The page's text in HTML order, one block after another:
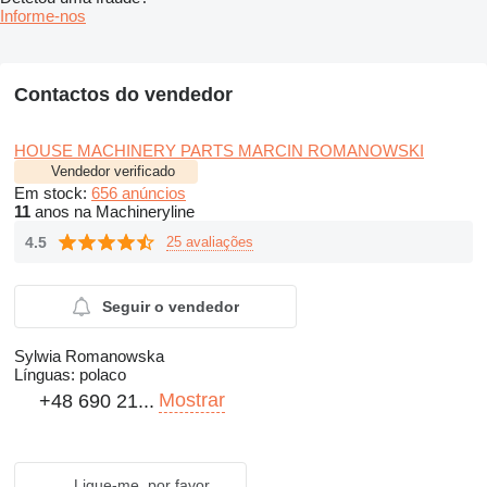
Informe-nos
Contactos do vendedor
HOUSE MACHINERY PARTS MARCIN ROMANOWSKI
Vendedor verificado
Em stock: 656 anúncios
11 anos na Machineryline
4.5 25 avaliações
Seguir o vendedor
Sylwia Romanowska
Línguas: polaco
+48 690 21... Mostrar